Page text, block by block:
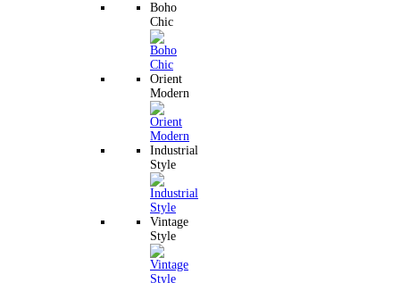
Boho
Chic
Orient
Modern
Industrial
Style
Vintage
Style